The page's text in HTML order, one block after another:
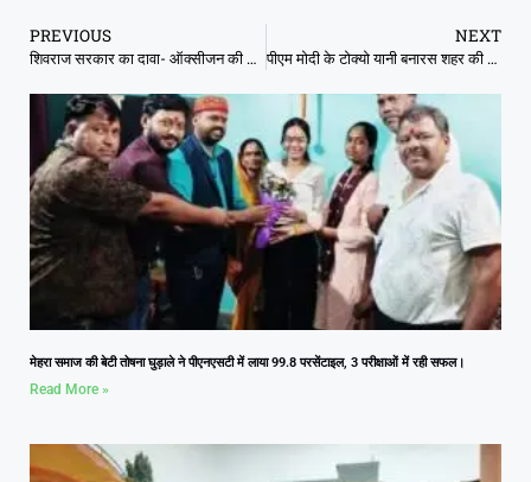
PREVIOUS
शिवराज सरकार का दावा- ऑक्सीजन की कमी से नहीं हुई एक भी मौत, HC हैरान
NEXT
पीएम मोदी के टोक्यो यानी बनारस शहर की सड़कों पर चल रही हैं नावें
मेहरा समाज की बेटी तोषना घुड़ाले ने पीएनएसटी में लाया 99.8 परसेंटाइल, 3 परीक्षाओं में रही सफल।
Read More »